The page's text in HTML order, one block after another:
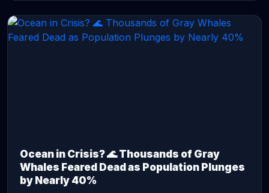
Ocean in Crisis? 🌊 Thousands of Gray
Whales Feared Dead as Population Plunges
by Nearly 40%